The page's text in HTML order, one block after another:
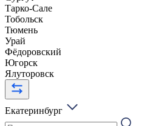
Тарко-Сале
Тобольск
Тюмень
Урай
Фёдоровский
Югорск
Ялуторовск
Екатеринбург